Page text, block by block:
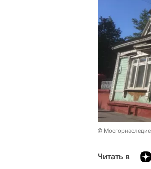
© Мосгорнаследие
Читать в